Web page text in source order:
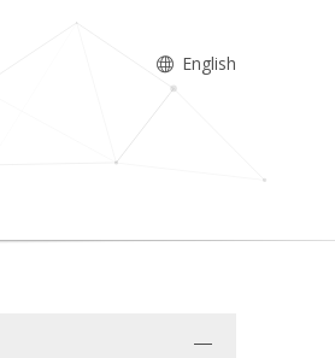
English